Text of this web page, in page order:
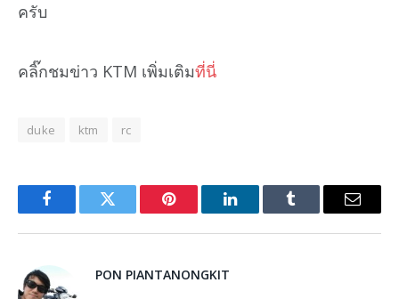
ครับ
คลิ๊กชมข่าว KTM เพิ่มเติมที่นี่
duke ktm rc
FacebookTwitter Pinterest LinkedInTumblr Email
PON PIANTANONGKIT